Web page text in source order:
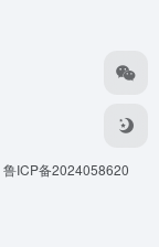
鲁ICP备2024058620